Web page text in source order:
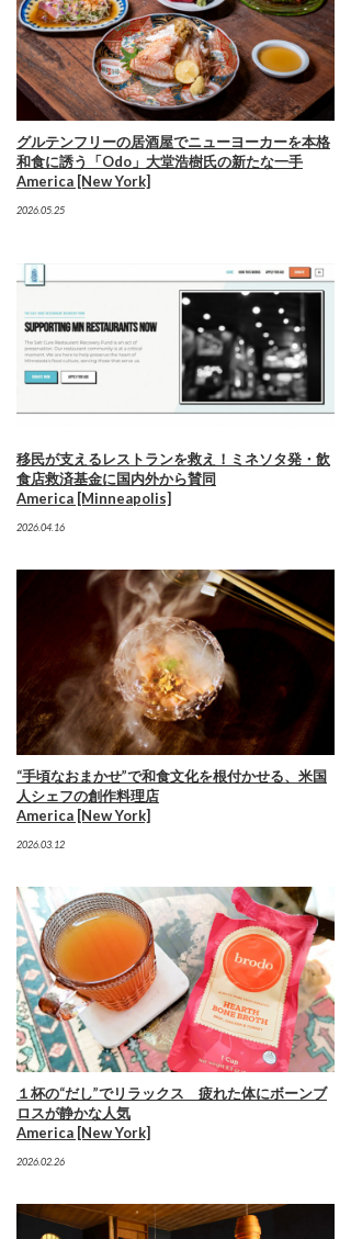
グルテンフリーの居酒屋でニューヨーカーを本格
和食に誘う「Odo」大堂浩樹氏の新たな一手
America [New York]
2026.05.25
移民が支えるレストランを救え！ミネソタ発・飲
食店救済基金に国内外から賛同
America [Minneapolis]
2026.04.16
“手頃なおまかせ”で和食文化を根付かせる、米国
人シェフの創作料理店
America [New York]
2026.03.12
１杯の“だし”でリラックス 疲れた体にボーンブ
ロスが静かな人気
America [New York]
2026.02.26